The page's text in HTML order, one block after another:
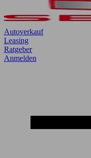
Autoverkauf
Leasing
Ratgeber
Anmelden